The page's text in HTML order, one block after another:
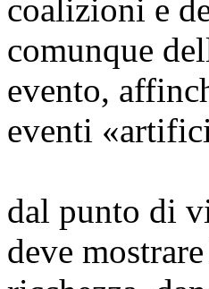
coalizioni e
comunque
evento,
eventi
dal punto di
deve